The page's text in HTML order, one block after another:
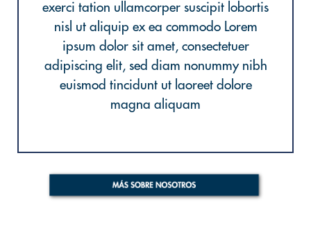
exerci tation ullamcorper suscipit lobortis
nisl ut aliquip ex ea commodo Lorem
ipsum dolor sit amet, consectetuer
adipiscing elit, sed diam nonummy nibh
euismod tincidunt ut laoreet dolore
magna aliquam